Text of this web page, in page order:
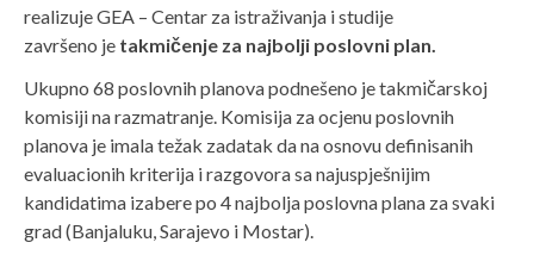
realizuje GEA – Centar za istraživanja i studije
završeno je takmičenje za najbolji poslovni plan.
Ukupno 68 poslovnih planova podnešeno je takmičarskoj
komisiji na razmatranje. Komisija za ocjenu poslovnih
planova je imala težak zadatak da na osnovu definisanih
evaluacionih kriterija i razgovora sa najuspješnijim
kandidatima izabere po 4 najbolja poslovna plana za svaki
grad (Banjaluku, Sarajevo i Mostar).